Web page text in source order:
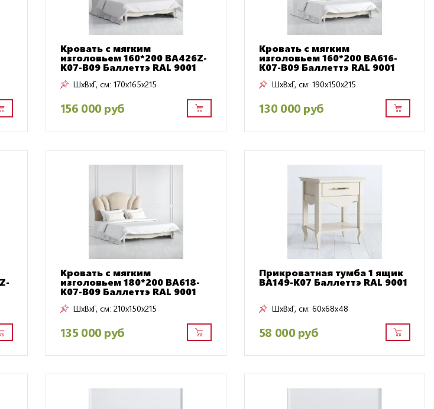
Кровать с мягким
изголовьем 160*200 BA426Z-
K07-B09 Баллеттэ RAL 9001
ШxВxГ, см: 170x165x215
156 000 руб
Кровать с мягким
изголовьем 160*200 BA616-
K07-B09 Баллеттэ RAL 9001
ШxВxГ, см: 190x150x215
130 000 руб
Кровать с мягким
изголовьем 180*200 BA618-
K07-B09 Баллеттэ RAL 9001
ШxВxГ, см: 210x150x215
135 000 руб
Прикроватная тумба 1 ящик
BA149-K07 Баллеттэ RAL 9001
ШxВxГ, см: 60x68x48
58 000 руб